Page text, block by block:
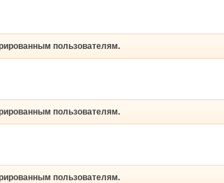
пользователям.
пользователям.
пользователям.